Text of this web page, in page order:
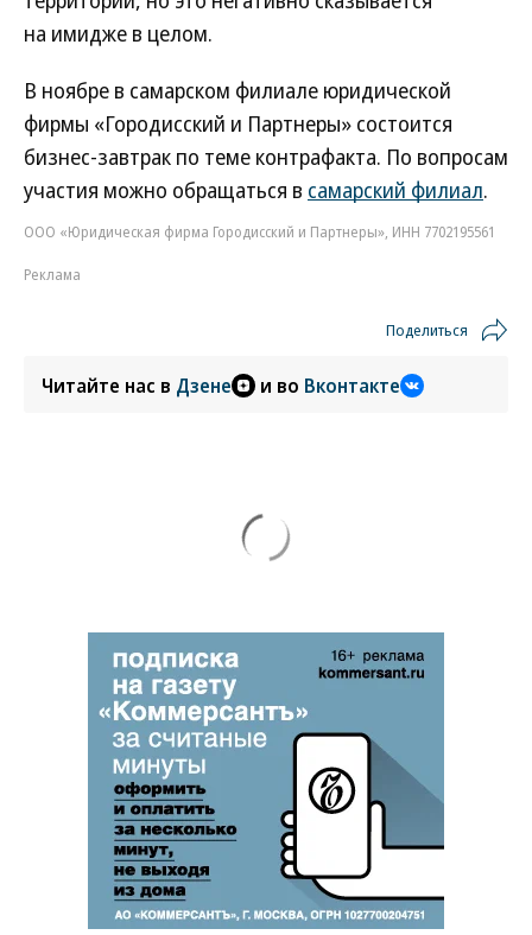
на имидже в целом.
В ноябре в самарском филиале юридической
фирмы «Городисский и Партнеры» состоится
бизнес-завтрак по теме контрафакта. По вопросам
участия можно обращаться в самарский филиал.
ООО «Юридическая фирма Городисский и Партнеры», ИНН 7702195561
Реклама
Поделиться
Читайте нас в Дзене и во Вконтакте